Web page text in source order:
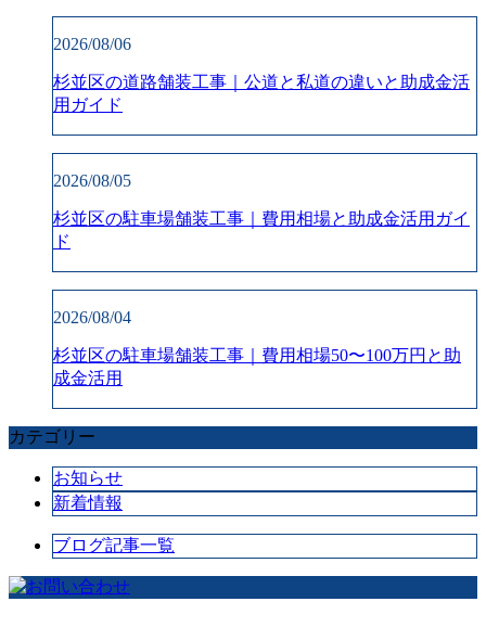
2026/08/06
杉並区の道路舗装工事｜公道と私道の違いと助成金活
用ガイド
2026/08/05
杉並区の駐車場舗装工事｜費用相場と助成金活用ガイ
ド
2026/08/04
杉並区の駐車場舗装工事｜費用相場50〜100万円と助
成金活用
カテゴリー
お知らせ
新着情報
ブログ記事一覧